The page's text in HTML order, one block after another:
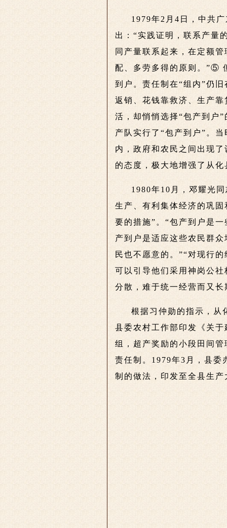
1979年2月4日，中共
出：“实践证明，联系产量
同产量联系起来，在定额
配、多劳多得的原则。”⑤
到户。责任制在“组内”仍
返销、花钱靠救济、生产
活，却悄悄选择“包产到户
产队实行了“包产到户”。
内，政府和农民之间出现
的态度，极大地增强了从
1980年10月，邓耀光
生产、有利集体经济的巩
要的措施”。“包产到户是
产到户是适应这些农民群
民也不愿意的。”“对现行
可以引导他们采用神岗公
分散，难于统一经营而又
根据习仲勋的指示，从
县委农村工作部印发《关
组，超产奖励的小段田间
责任制。1979年3月，县委
制的做法，印发至全县生产